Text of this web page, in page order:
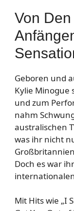
Von
Geboren und
Kylie Minogue
und zum
nahm
australischen
was ihr nicht
Doch es war
Mit Hits wie „I